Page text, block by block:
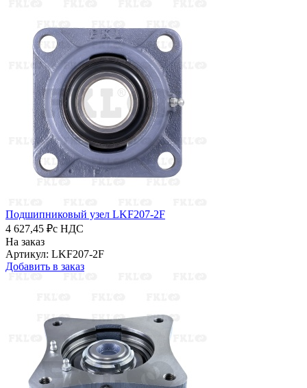
Подшипниковый узел LKF207-2F
4 627,45 ₽с НДС
На заказ
Артикул: LKF207-2F
Добавить в заказ